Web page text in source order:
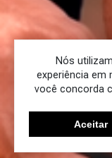
Nós
experiência em
você concorda
Aceitar